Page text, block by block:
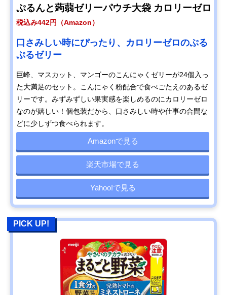
ぷるんと蒟蒻ゼリーパウチ大袋 カロリーゼロ
税込み442円（Amazon）
口さみしい時にぴったり、カロリーゼロのぷる
ぷるゼリー
巨峰、マスカット、マンゴーのこんにゃくゼリーが24個入っ
た大満足のセット。こんにゃく粉配合で食べごたえのあるゼ
リーです。みずみずしい果実感を楽しめるのにカロリーゼロ
なのが嬉しい！個包装だから、口さみしい時や仕事の合間な
どに少しずつ食べられます。
Amazonで見る
楽天市場で見る
Yahoo!で見る
PICK UP!